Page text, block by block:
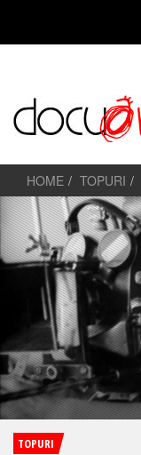
HOME TOPURI
TOPURI